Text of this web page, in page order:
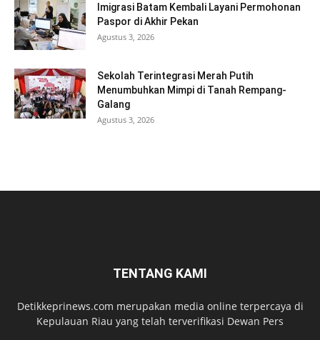
Imigrasi Batam Kembali Layani Permohonan
Paspor di Akhir Pekan
Agustus 3, 2026
Sekolah Terintegrasi Merah Putih
Menumbuhkan Mimpi di Tanah Rempang-
Galang
Agustus 3, 2026
TENTANG KAMI
Detikkeprinews.com merupakan media online terpercaya di
Kepulauan Riau yang telah terverifikasi Dewan Pers